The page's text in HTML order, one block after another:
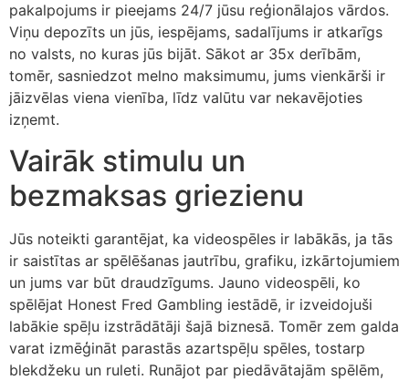
pakalpojums ir pieejams 24/7 jūsu reģionālajos vārdos.
Viņu depozīts un jūs, iespējams, sadalījums ir atkarīgs
no valsts, no kuras jūs bijāt. Sākot ar 35x derībām,
tomēr, sasniedzot melno maksimumu, jums vienkārši ir
jāizvēlas viena vienība, līdz valūtu var nekavējoties
izņemt.
Vairāk stimulu un
bezmaksas griezienu
Jūs noteikti garantējat, ka videospēles ir labākās, ja tās
ir saistītas ar spēlēšanas jautrību, grafiku, izkārtojumiem
un jums var būt draudzīgums. Jauno videospēli, ko
spēlējat Honest Fred Gambling iestādē, ir izveidojuši
labākie spēļu izstrādātāji šajā biznesā. Tomēr zem galda
varat izmēģināt parastās azartspēļu spēles, tostarp
blekdžeku un ruleti. Runājot par piedāvātajām spēlēm,